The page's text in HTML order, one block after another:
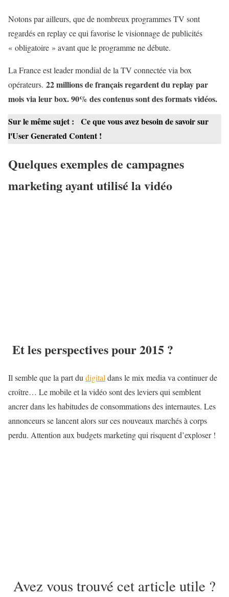
Notons par ailleurs, que de nombreux programmes TV sont
regardés en replay ce qui favorise le visionnage de publicités
« obligatoire » avant que le programme ne débute.
La France est leader mondial de la TV connectée via box
opérateurs. 22 millions de français regardent du replay par
mois via leur box. 90% des contenus sont des formats vidéos.
Sur le même sujet :
Ce que vous avez besoin de savoir sur
l'User Generated Content !
Quelques exemples de campagnes
marketing ayant utilisé la vidéo
Et les perspectives pour 2015 ?
Il semble que la part dudigitaldans le mix media va continuer de
croître… Le mobile et la vidéo sont des leviers qui semblent
ancrer dans les habitudes de consommations des internautes. Les
annonceurs se lancent alors sur ces nouveaux marchés à corps
perdu. Attention aux budgets marketing qui risquent d’exploser !
Avez vous trouvé cet article utile ?